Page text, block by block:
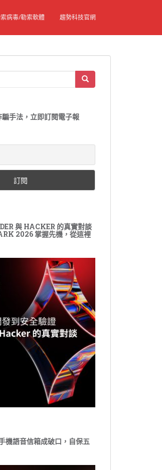
病毒/勒索軟體 趨勢科技官網
手法，立即訂閱電子報
與 HACKER 的真實對談
2026 掌握先機，從這裡
機語音信箱成破口，自保五